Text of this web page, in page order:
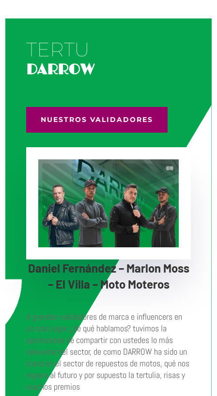
TERTU
DARROW
NUESTROS VALIDADORES
Daniel Fernández – Marlon Moss
– El Villa – Moto Moteros
4 grandes validadores de marca e influencers en
un solo lugar ¿de qué hablamos? tuvimos la
oportunidad de compartir con ustedes lo más
relevante del sector, de como DARROW ha sido un
ícono en el sector de repuestos de motos, qué nos
espera al futuro y por supuesto la tertulia, risas y
muchos premios